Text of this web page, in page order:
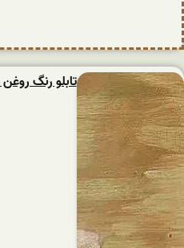
تابلو رنگ